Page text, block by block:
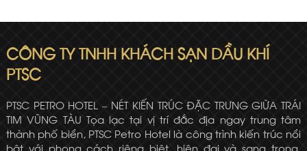
CÔNG TY TNHH KHÁCH SẠN DẦU KHÍ
PTSC
PTSC PETRO HOTEL – NÉT KIẾN TRÚC ĐẶC TRƯNG GIỮA TRÁI
TIM VŨNG TÀU Tọa lạc tại vị trí đắc địa ngay trung tâm
thành phố biển, PTSC Petro Hotel là công trình kiến trúc nổi
bật với phong cách riêng biệt, hiện đại và sang trọng.